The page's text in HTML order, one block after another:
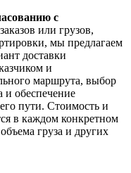
с
или грузов,
мы предлагаем
доставки
и
маршрута, выбор
и обеспечение
пути. Стоимость и
в каждом конкретном
груза и других